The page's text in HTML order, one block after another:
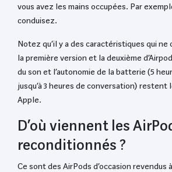
vous avez les mains occupées. Par
conduisez.
Notez qu’il y a des caractéristiques qui
la première version et la deuxième
du son et l’autonomie de la batterie (5
jusqu’à 3 heures de conversation) restent
Apple.
D’où viennent les
reconditionnés ?
Ce sont des AirPods d’occasion revendus